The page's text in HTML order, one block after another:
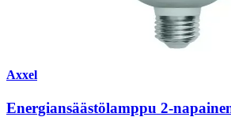
Axxel
Energiansäästölamppu 2-